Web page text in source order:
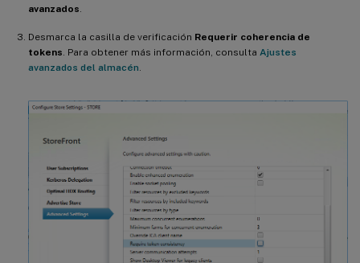
avanzados.
Desmarca la casilla de verificación Requerir coherencia de
tokens. Para obtener más información, consulta Ajustes
avanzados del almacén.